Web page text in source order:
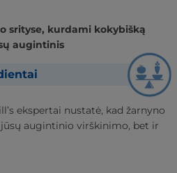
srityse, kurdami kokybišką
augintinis
ekspertai nustatė, kad žarnyno
augintinio virškinimo, bet ir